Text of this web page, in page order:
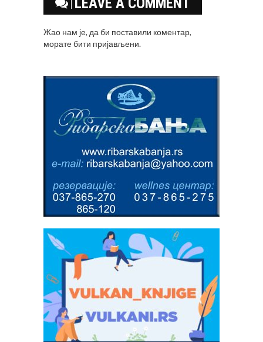
Жао нам је, да би поставили коментар,
моратебити пријављени.